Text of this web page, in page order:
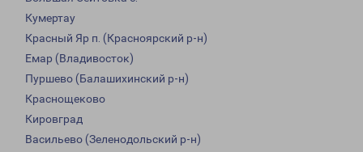
Кумертау
Красный Яр п. (Красноярский р-н)
Емар (Владивосток)
Пуршево (Балашихинский р-н)
Краснощеково
Кировград
Васильево (Зеленодольский р-н)